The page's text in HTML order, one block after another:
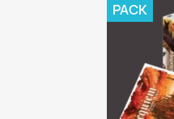
PACK